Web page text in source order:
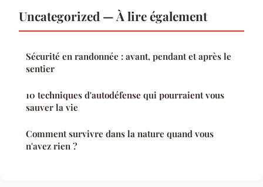
Uncategorized — À lire également
Sécurité en randonnée : avant, pendant et après le
sentier
10 techniques d'autodéfense qui pourraient vous
sauver la vie
Comment survivre dans la nature quand vous
n'avez rien ?